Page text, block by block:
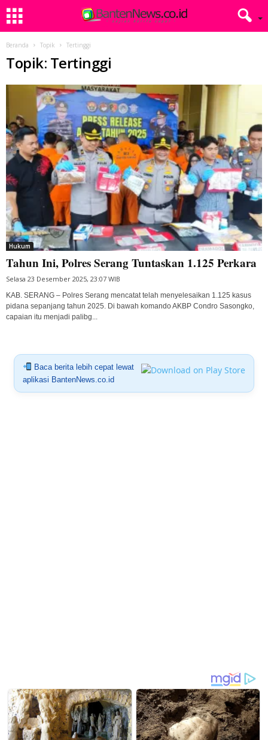
Beranda Topik Tertinggi
Topik: Tertinggi
Hukum
Tahun Ini, Polres Serang Tuntaskan 1.125 Perkara
Selasa 23 Desember 2025, 23:07 WIB
KAB. SERANG – Polres Serang mencatat telah menyelesaikan 1.125 kasus
pidana sepanjang tahun 2025. Di bawah komando AKBP Condro Sasongko,
capaian itu menjadi palibg...
Baca berita lebih cepat lewat
aplikasi BantenNews.co.id